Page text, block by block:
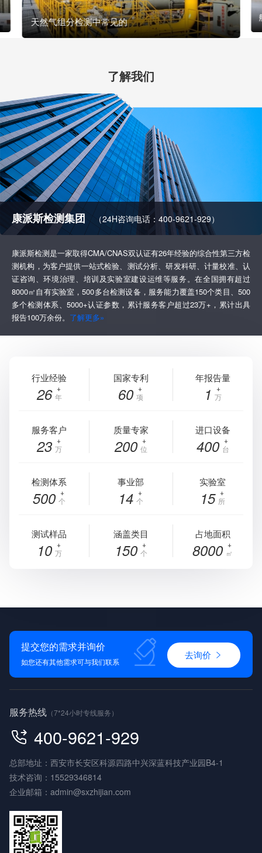
天然气组分检测中常见的
了解我们
康派斯检测集团 （24H咨询电话：400-9621-929）
康派斯检测是一家取得CMA/CNAS双认证有26年经验的综合性第三方检
测机构，为客户提供一站式检验、测试分析、研发科研、计量校准、认
证咨询、环境治理、培训及实验室建设运维等服务。在全国拥有超过
8000㎡自有实验室，500多台检测设备，服务能力覆盖150个类目、500
多个检测体系、5000+认证参数，累计服务客户超过23万+，累计出具
报告100万余份。 了解更多»
行业经验
26 年
国家专利
60 项
年报告量
1 万
服务客户
23 万
质量专家
200 位
进口设备
400 台
检测体系
500 个
事业部
14 个
实验室
15 所
测试样品
10 万
涵盖类目
150 个
占地面积
8000 ㎡
提交您的需求并询价
如您还有其他需求可与我们联系
去询价
服务热线 （7*24小时专线服务）
400-9621-929
总部地址：西安市长安区科源四路中兴深蓝科技产业园B4-1
技术咨询： 15529346814
企业邮箱： admin@sxzhijian.com